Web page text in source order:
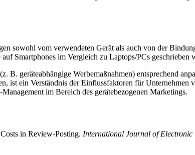
sowohl vom verwendeten Gerät als auch von der
Smartphones im Vergleich zu Laptops/PCs geschrieben
geräteabhängige Werbemaßnahmen) entsprechend
ist ein Verständnis der Einflussfaktoren für Unternehmen
im Bereich des gerätebezogenen Marketings.
in Review-Posting. International Journal of Electronic